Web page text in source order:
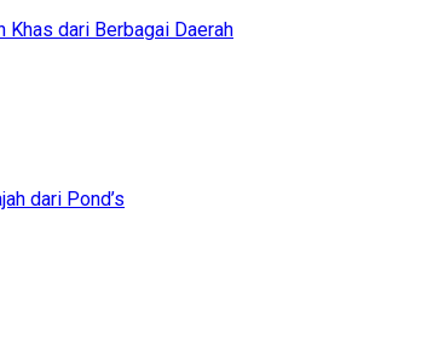
Khas dari Berbagai Daerah
dari Pond’s